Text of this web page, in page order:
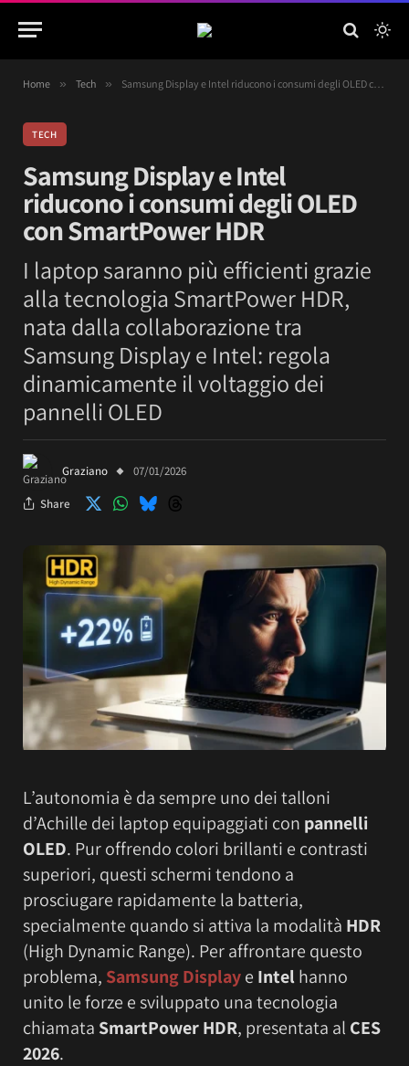
Home » Tech » Samsung Display e Intel riducono i consumi degli OLED con SmartPower HDR
TECH
Samsung Display e Intel
riducono i consumi degli OLED
con SmartPower HDR
I laptop saranno più efficienti grazie
alla tecnologia SmartPower HDR,
nata dalla collaborazione tra
Samsung Display e Intel: regola
dinamicamente il voltaggio dei
pannelli OLED
Graziano 07/01/2026
Share
L’autonomia è da sempre uno dei talloni
d’Achille dei laptop equipaggiati con pannelli
OLED. Pur offrendo colori brillanti e contrasti
superiori, questi schermi tendono a
prosciugare rapidamente la batteria,
specialmente quando si attiva la modalità HDR
(High Dynamic Range). Per affrontare questo
problema, Samsung Displaye Intelhanno
unito le forze e sviluppato una tecnologia
chiamata SmartPower HDR, presentata al CES
2026.